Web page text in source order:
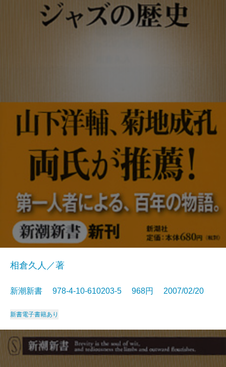
相倉久人／著
新潮新書 978-4-10-610203-5 968円 2007/02/20
新書電子書籍あり